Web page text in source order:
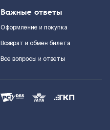
Важные ответы
Оформление и покупка
Возврат и обмен билета
Все вопросы и ответы